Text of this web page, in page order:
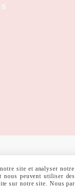
DE VENTE
site et analyser
peuvent utiliser
sur notre site. Nous